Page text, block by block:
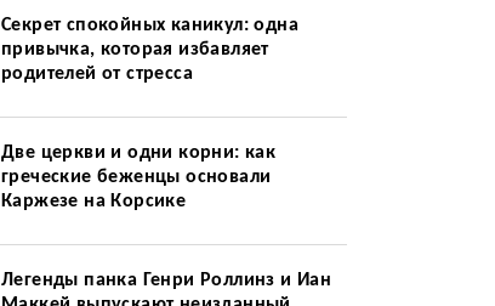
Секрет спокойных каникул: одна
привычка, которая избавляет
родителей от стресса
Две церкви и одни корни: как
греческие беженцы основали
Каржезе на Корсике
Легенды панка Генри Роллинз и Иан